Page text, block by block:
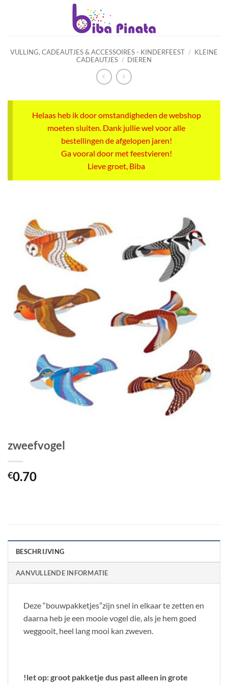
VULLING, CADEAUTJES & ACCESSOIRES - KINDERFEEST / KLEINE
CADEAUTJES / DIEREN
Helaas heb ik door omstandigheden de webshop
moeten sluiten. Dank jullie wel voor alle
bestellingen de afgelopen jaren!
Ga vooral door met feestvieren!
Lieve groet, Biba
zweefvogel
€0.70
BESCHRIJVING
AANVULLENDE INFORMATIE
Deze “bouwpakketjes”zijn snel in elkaar te zetten en
daarna heb je een mooie vogel die, als je hem goed
weggooit, heel lang mooi kan zweven.
!let op: groot pakketje dus past alleen in grote